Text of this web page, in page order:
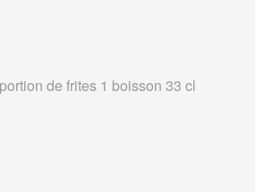
de frites 1 boisson 33 cl